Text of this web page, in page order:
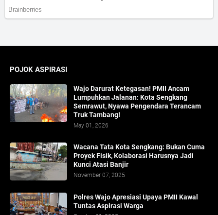
POJOK ASPIRASI
Wajo Darurat Ketegasan! PMII Ancam
Lumpuhkan Jalanan: Kota Sengkang
Semrawut, Nyawa Pengendara Terancam
Truk Tambang!
May 01, 2026
​Wacana Tata Kota Sengkang: Bukan Cuma
Proyek Fisik, Kolaborasi Harusnya Jadi
Kunci Atasi Banjir
November 07, 2025
Polres Wajo Apresiasi Upaya PMII Kawal
Tuntas Aspirasi Warga